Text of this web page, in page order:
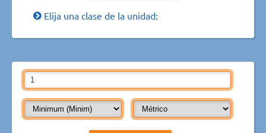
Elija una clase de la unidad: